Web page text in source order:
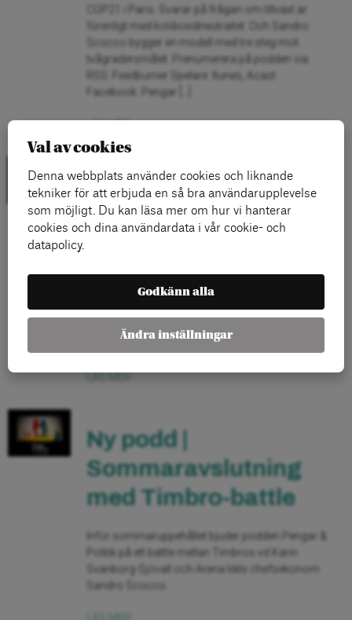
COP21 i Paris. Svarar på frågan om tillväxt är
förenligt med koldioxidneutraitet. Och Sandro
Scocco bygger en modell med tre steg mot
tvågradersmålet. Prenumerera på podden via:
RSS: Feedburner Spelare: Itunes, Acast
Facebook: Pengar […]
LÄS MER
Podcasten Pengar och
Politik | Allt det SD inte
invandring
Nytt avsnitt av Pengar och Politik. Sandro Scocco
och Mikael Feldbaum pratar om rapporten 900
miljarder skäl att uppskatta invandring.
Ny podd |
Sommaravslutning
med Timbro-battle
Inför sommaruppehållet bjuder podden Pengar &
Politik på ett battle mellan Timbros vd Karin
Svanborg-Sjövall och Arena Idés chefsekonom
Sandro Scocco.
Val av cookies
Denna webbplats använder cookies och liknande
tekniker för att erbjuda en så bra användarupplevelse
som möjligt. Du kan läsa mer om hur vi hanterar
cookies och dina användardata i vår cookie- och
datapolicy.
Godkänn alla
Ändra inställningar